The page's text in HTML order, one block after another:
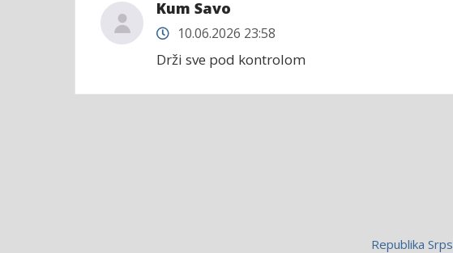
Kum Savo
10.06.2026 23:58
Drži sve pod kontrolom
Republika